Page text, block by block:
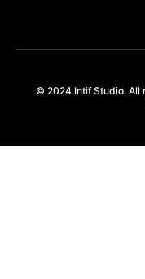
© 2024 Intif Studio. All